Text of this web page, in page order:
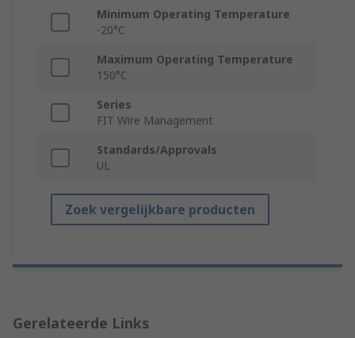
Minimum Operating Temperature
-20°C
Maximum Operating Temperature
150°C
Series
FIT Wire Management
Standards/Approvals
UL
Zoek vergelijkbare producten
Gerelateerde Links